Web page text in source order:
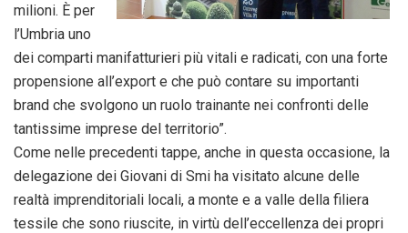
milioni. È per
l’Umbria uno
dei comparti manifatturieri più vitali e radicati, con una forte
propensione all’export e che può contare su importanti
brand che svolgono un ruolo trainante nei confronti delle
tantissime imprese del territorio”.
Come nelle precedenti tappe, anche in questa occasione, la
delegazione dei Giovani di Smi ha visitato alcune delle
realtà imprenditoriali locali, a monte e a valle della filiera
tessile che sono riuscite, in virtù dell’eccellenza dei propri